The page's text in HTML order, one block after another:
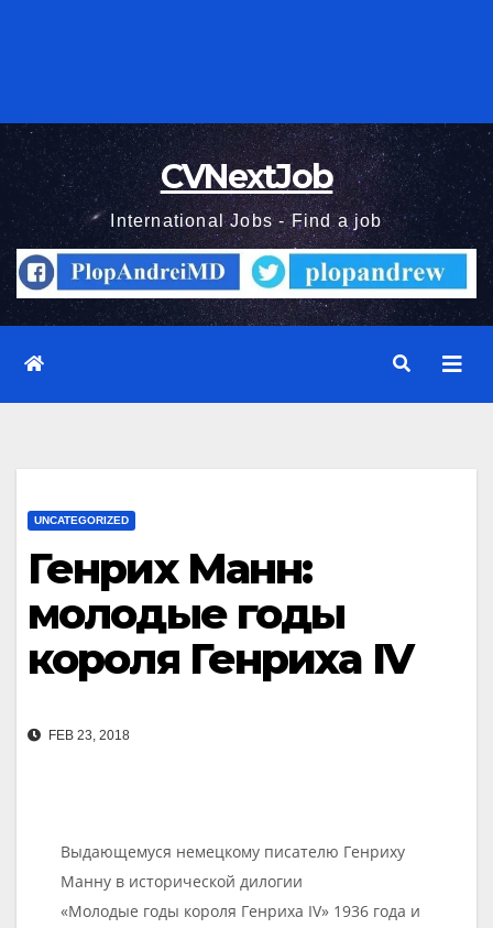
CVNextJob
International Jobs - Find a job
UNCATEGORIZED
Генрих Манн:
молодые годы
короля Генриха IV
FEB 23, 2018
Выдающемуся немецкому писателю Генриху
Манну в исторической дилогии
«Молодые годы короля Генриха IV» 1936 года и